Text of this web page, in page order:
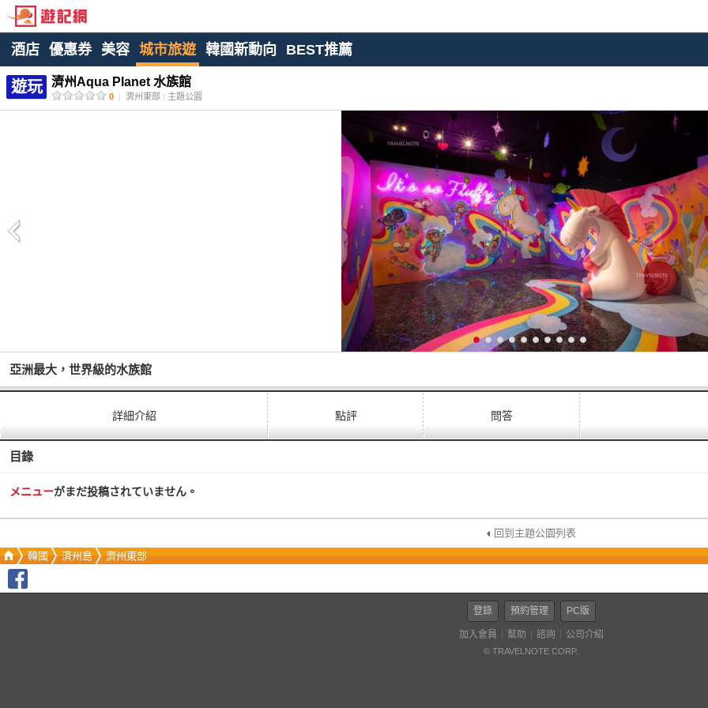
酒店 優惠券 美容 城市旅遊 韓國新動向 BEST推薦
遊玩 濟州Aqua Planet 水族館
0 | 濟州東部 | 主題公園
亞洲最大，世界級的水族館
詳細介紹 點評 問答
目錄
メニューがまだ投稿されていません。
回到主題公園列表
韓國
済州島 濟州東部
登錄 預約管理 PC版
加入會員 幫助 諮詢 公司介紹
© TRAVELNOTE CORP.